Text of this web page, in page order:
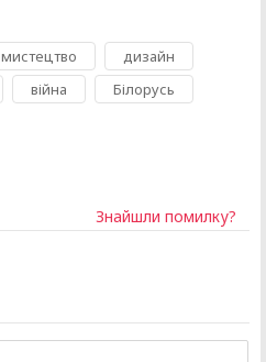
мистецтво дизайн
війна Білорусь
Знайшли помилку?